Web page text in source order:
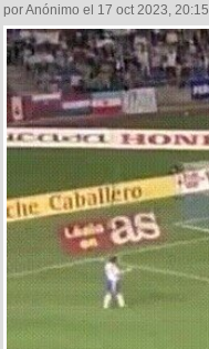
por Anónimo el 17 oct 2023, 20:15